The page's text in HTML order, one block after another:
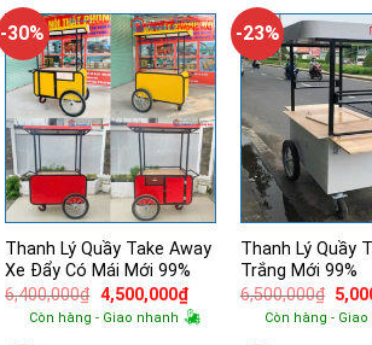
3,800,000₫.
-30%
Thanh Lý Quầy Take Away
Xe Đẩy Có Mái Mới 99%
6,400,000₫ Giá
gốc
là:
4,500,000₫Giá
hiện
tại
Còn hàng - Giao nhanh
-23%
Thanh Lý Quầy
Trắng Mới 99%
6,500,000₫ Giá
gốc
là:
Còn hàng -